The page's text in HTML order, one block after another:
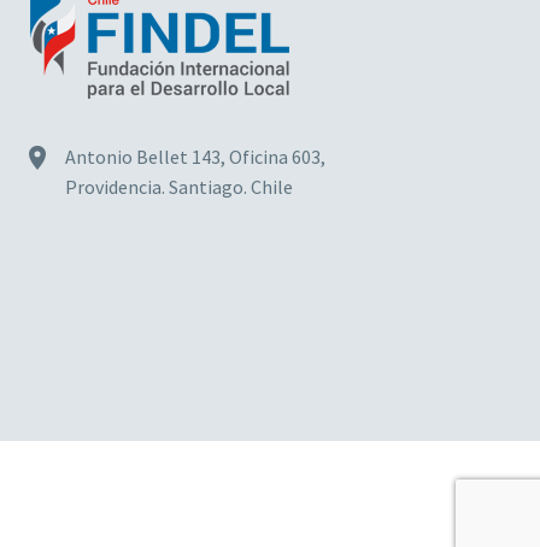


Antonio Bellet 143, Oficina 603,
Providencia. Santiago. Chile